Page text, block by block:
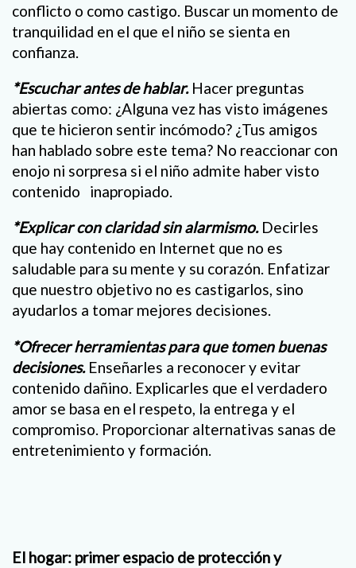
conflicto o como castigo. Buscar un momento de
tranquilidad en el que el niño se sienta en
confianza.
*Escuchar antes de hablar. Hacer preguntas
abiertas como: ¿Alguna vez has visto imágenes
que te hicieron sentir incómodo? ¿Tus amigos
han hablado sobre este tema? No reaccionar con
enojo ni sorpresa si el niño admite haber visto
contenido inapropiado.
*Explicar con claridad sin alarmismo. Decirles
que hay contenido en Internet que no es
saludable para su mente y su corazón. Enfatizar
que nuestro objetivo no es castigarlos, sino
ayudarlos a tomar mejores decisiones.
*Ofrecer herramientas para que tomen buenas
decisiones. Enseñarles a reconocer y evitar
contenido dañino. Explicarles que el verdadero
amor se basa en el respeto, la entrega y el
compromiso. Proporcionar alternativas sanas de
entretenimiento y formación.
El hogar: primer espacio de protección y